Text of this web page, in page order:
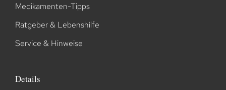
Medikamenten-Tipps
Ratgeber & Lebenshilfe
Service & Hinweise
Details